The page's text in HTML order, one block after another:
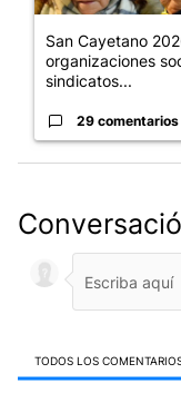
San Cayetano
organizaciones
sindicatos...
29 comentarios
TODOS LOS